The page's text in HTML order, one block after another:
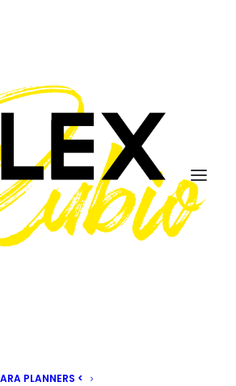
PLANNERS <
is the root
problem"
| IN#RETHINKING | BYÁLEX RUBIO